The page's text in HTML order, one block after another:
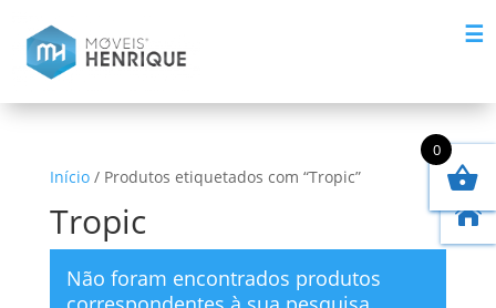
☰
Início/ Produtos etiquetados com “Tropic”
Tropic
Não foram encontrados produtos

0